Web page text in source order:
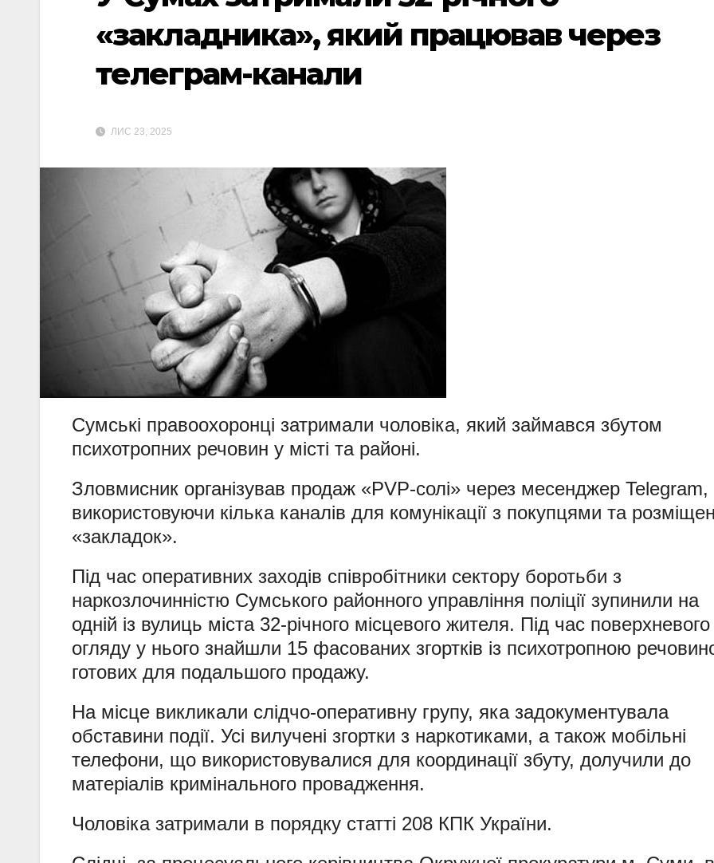
«закладника», який працював через
телеграм-канали
ЛИС 23, 2025
Сумські правоохоронці затримали чоловіка, який займався збутом
психотропних речовин у місті та районі.
Зловмисник організував продаж «PVP-солі» через месенджер Telegram,
використовуючи кілька каналів для комунікації з покупцями та
«закладок».
Під час оперативних заходів співробітники сектору боротьби з
наркозлочинністю Сумського районного управління поліції зупинили на
одній із вулиць міста 32-річного місцевого жителя. Під час поверхневого
огляду у нього знайшли 15 фасованих згортків із психотропною
готових для подальшого продажу.
На місце викликали слідчо-оперативну групу, яка задокументувала
обставини події. Усі вилучені згортки з наркотиками, а також мобільні
телефони, що використовувалися для координації збуту, долучили до
матеріалів кримінального провадження.
Чоловіка затримали в порядку статті 208 КПК України.